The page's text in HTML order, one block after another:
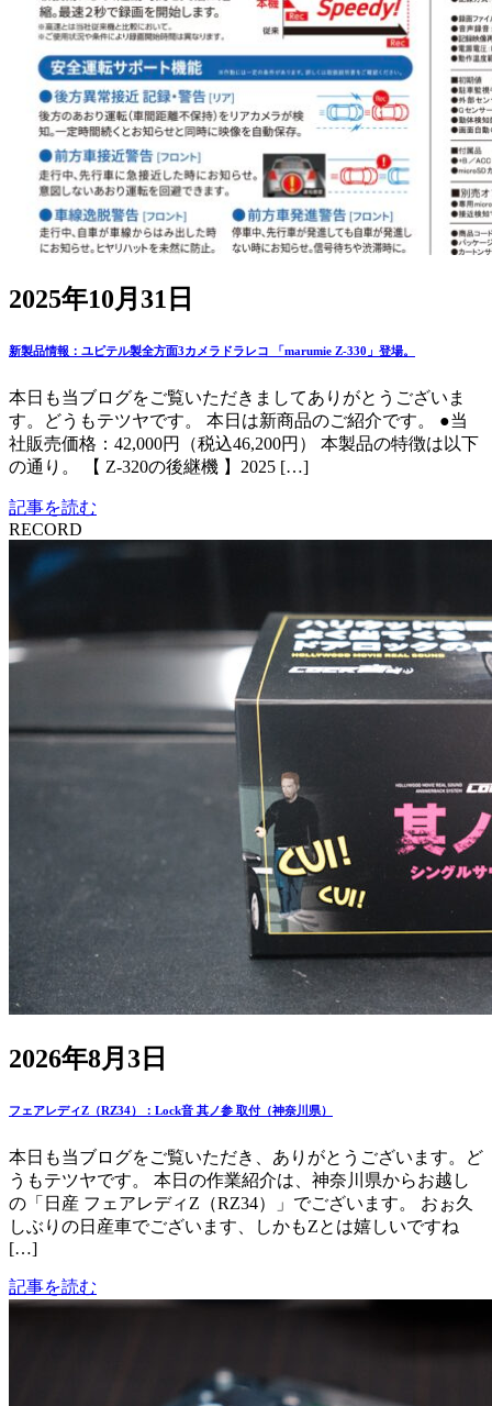
2025年10月31日
新製品情報：ユピテル製全方面3カメラドラレコ 「marumie Z-330」登場。
本日も当ブログをご覧いただきましてありがとうございま
す。どうもテツヤです。 本日は新商品のご紹介です。 ●当
社販売価格：42,000円（税込46,200円） 本製品の特徴は以下
の通り。 【 Z-320の後継機 】2025 […]
記事を読む
RECORD
2026年8月3日
フェアレディZ（RZ34）：Lock音 其ノ参 取付（神奈川県）
本日も当ブログをご覧いただき、ありがとうございます。ど
うもテツヤです。 本日の作業紹介は、神奈川県からお越し
の「日産 フェアレディZ（RZ34）」でございます。 おぉ久
しぶりの日産車でございます、しかもZとは嬉しいですね
[…]
記事を読む